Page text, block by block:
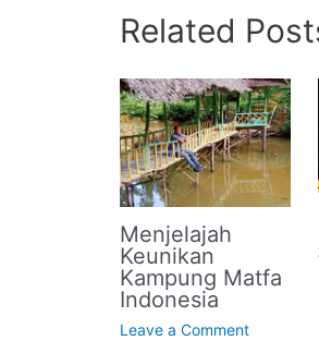
Related
Menjelajah
Keunikan
Kampung Matfa
Indonesia
Leave a Comment